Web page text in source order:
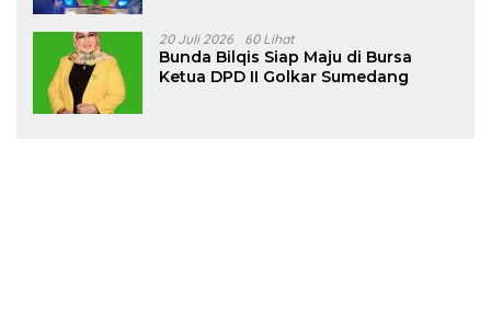
20 Juli 2026 60 Lihat
Bunda Bilqis Siap Maju di Bursa
Ketua DPD II Golkar Sumedang